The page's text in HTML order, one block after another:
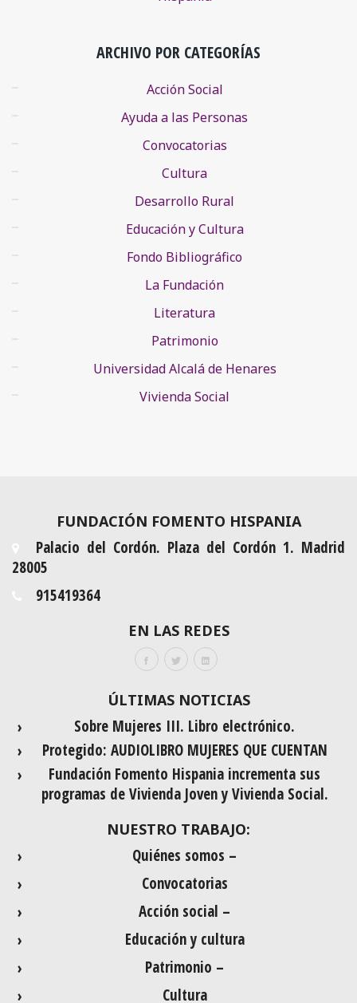
ARCHIVO POR CATEGORÍAS
Acción Social
Ayuda a las Personas
Convocatorias
Cultura
Desarrollo Rural
Educación y Cultura
Fondo Bibliográfico
La Fundación
Literatura
Patrimonio
Universidad Alcalá de Henares
Vivienda Social
FUNDACIÓN FOMENTO HISPANIA
Palacio del Cordón. Plaza del Cordón 1. Madrid
28005
915419364
EN LAS REDES
ÚLTIMAS NOTICIAS
Sobre Mujeres III. Libro electrónico.
Protegido: AUDIOLIBRO MUJERES QUE CUENTAN
Fundación Fomento Hispania incrementa sus
programas de Vivienda Joven y Vivienda Social.
NUESTRO TRABAJO:
Quiénes somos –
Convocatorias
Acción social –
Educación y cultura
Patrimonio –
Cultura